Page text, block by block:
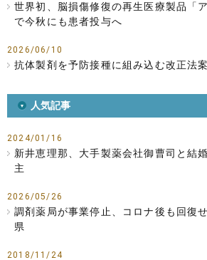
世界初、脳損傷修復の再生医療製品「
で今秋にも患者投与へ
2026/06/10
抗体製剤を予防接種に組み込む改正法
人気記事
2024/01/16
新井恵理那、大手製薬会社御曹司と結
主
2026/05/26
調剤薬局が事業停止、コロナ後も回復
県
2018/11/24